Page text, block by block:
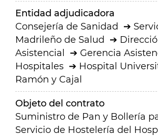
Entidad adjudicadora
Consejería de Sanidad
Madrileño de Salud
Asistencial
Gerencia
Hospitales
Hospital
Ramón y Cajal
Objeto del contrato
Suministro de Pan y Bollería
Servicio de Hostelería del